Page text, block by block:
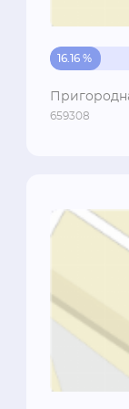
16.16 %
659308